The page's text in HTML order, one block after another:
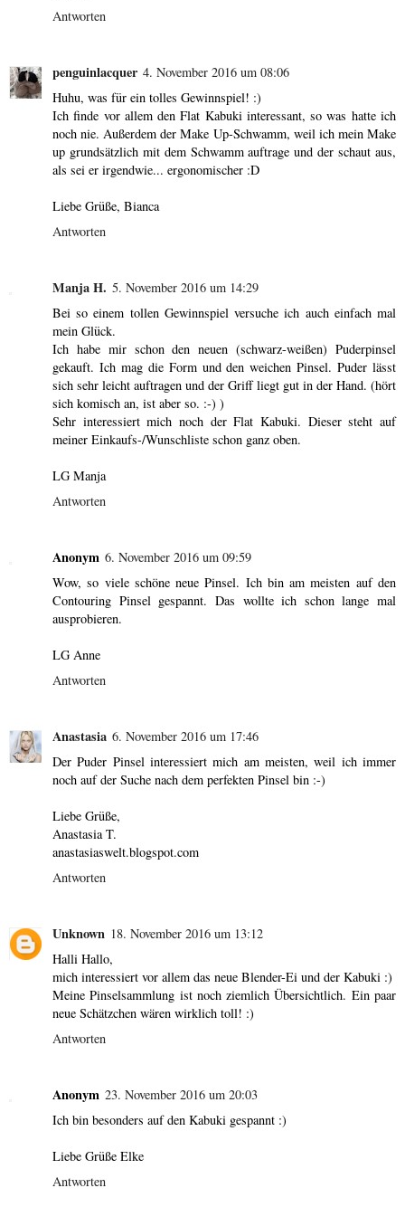
Antworten
penguinlacquer 4. November 2016 um 08:06
Huhu, was für ein tolles Gewinnspiel! :)
Ich finde vor allem den Flat Kabuki interessant, so was hatte ich
noch nie. Außerdem der Make Up-Schwamm, weil ich mein Make
up grundsätzlich mit dem Schwamm auftrage und der schaut aus,
als sei er irgendwie... ergonomischer :D
Liebe Grüße, Bianca
Antworten
Manja H. 5. November 2016 um 14:29
Bei so einem tollen Gewinnspiel versuche ich auch einfach mal
mein Glück.
Ich habe mir schon den neuen (schwarz-weißen) Puderpinsel
gekauft. Ich mag die Form und den weichen Pinsel. Puder lässt
sich sehr leicht auftragen und der Griff liegt gut in der Hand. (hört
sich komisch an, ist aber so. :-) )
Sehr interessiert mich noch der Flat Kabuki. Dieser steht auf
meiner Einkaufs-/Wunschliste schon ganz oben.
LG Manja
Antworten
Anonym 6. November 2016 um 09:59
Wow, so viele schöne neue Pinsel. Ich bin am meisten auf den
Contouring Pinsel gespannt. Das wollte ich schon lange mal
ausprobieren.
LG Anne
Antworten
Anastasia 6. November 2016 um 17:46
Der Puder Pinsel interessiert mich am meisten, weil ich immer
noch auf der Suche nach dem perfekten Pinsel bin :-)
Liebe Grüße,
Anastasia T.
anastasiaswelt.blogspot.com
Antworten
Unknown 18. November 2016 um 13:12
Halli Hallo,
mich interessiert vor allem das neue Blender-Ei und der Kabuki :)
Meine Pinselsammlung ist noch ziemlich Übersichtlich. Ein paar
neue Schätzchen wären wirklich toll! :)
Antworten
Anonym 23. November 2016 um 20:03
Ich bin besonders auf den Kabuki gespannt :)
Liebe Grüße Elke
Antworten